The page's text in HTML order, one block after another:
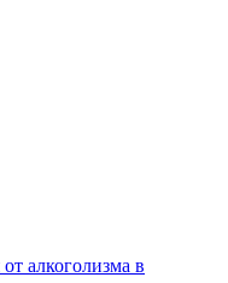
алкоголизма в